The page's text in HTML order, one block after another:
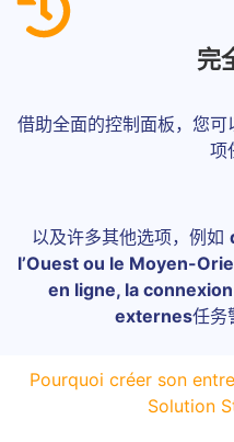
完
借助全面的控制面板，您
项
以及许多其他选项，例如
l’Ouest ou le Moyen-
en ligne, la
externes任务
Pourquoi créer son
Solution